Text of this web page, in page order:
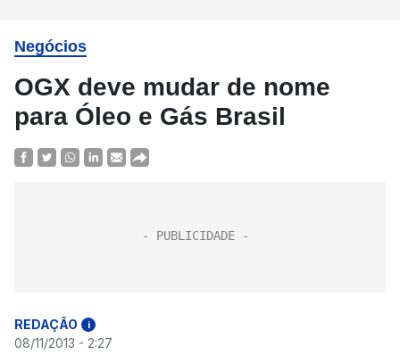
Negócios
OGX deve mudar de nome
para Óleo e Gás Brasil
REDAÇÃO i
08/11/2013 - 2:27